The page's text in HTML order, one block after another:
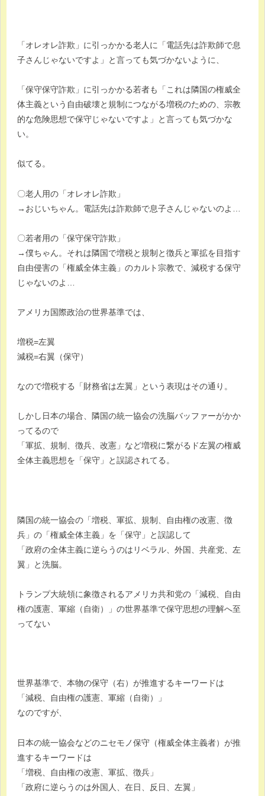
「オレオレ詐欺」に引っかかる老人に「電話先は詐欺師で息
子さんじゃないですよ」と言っても気づかないように、
「保守保守詐欺」に引っかかる若者も「これは隣国の権威全
体主義という自由破壊と規制につながる増税のための、宗教
的な危険思想で保守じゃないですよ」と言っても気づかな
い。
似てる。
〇老人用の「オレオレ詐欺」
→おじいちゃん。電話先は詐欺師で息子さんじゃないのよ…
〇若者用の「保守保守詐欺」
→僕ちゃん。それは隣国で増税と規制と徴兵と軍拡を目指す
自由侵害の「権威全体主義」のカルト宗教で、減税する保守
じゃないのよ…
アメリカ国際政治の世界基準では、
増税=左翼
減税=右翼（保守）
なので増税する「財務省は左翼」という表現はその通り。
しかし日本の場合、隣国の統一協会の洗脳バッファーがかか
ってるので
「軍拡、規制、徴兵、改憲」など増税に繋がるド左翼の権威
全体主義思想を「保守」と誤認されてる。
隣国の統一協会の「増税、軍拡、規制、自由権の改憲、徴
兵」の「権威全体主義」を「保守」と誤認して
「政府の全体主義に逆らうのはリベラル、外国、共産党、左
翼」と洗脳。
トランプ大統領に象徴されるアメリカ共和党の「減税、自由
権の護憲、軍縮（自衛）」の世界基準で保守思想の理解へ至
ってない
世界基準で、本物の保守（右）が推進するキーワードは
「減税、自由権の護憲、軍縮（自衛）」
なのですが、
日本の統一協会などのニセモノ保守（権威全体主義者）が推
進するキーワードは
「増税、自由権の改憲、軍拡、徴兵」
「政府に逆らうのは外国人、在日、反日、左翼」